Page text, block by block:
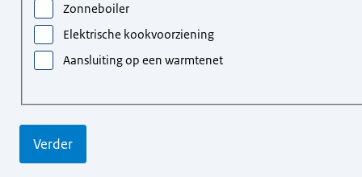
Zonneboiler
Elektrische kookvoorziening
Aansluiting op een warmtenet